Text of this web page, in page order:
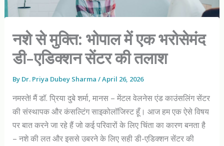
नशे से मुक्ति: भोपाल में एक भरोसेमंद
डी-एडिक्शन सेंटर की तलाश
By Dr. Priya Dubey Sharma /April 26, 2026
नमस्ते! मैं डॉ. प्रिया दुबे शर्मा, मानस – मेंटल वेलनेस एंड काउंसलिंग सेंटर
की संस्थापक और कंसल्टिंग साइकोलॉजिस्ट हूँ। आज हम एक ऐसे विषय
पर बात करने जा रहे हैं जो कई परिवारों के लिए चिंता का कारण बनता है
– नशे की लत और इससे उबरने के लिए सही डी-एडिक्शन सेंटर की